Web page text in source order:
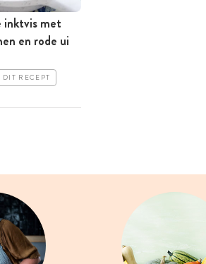
inktvis met
en rode ui
DIT RECEPT